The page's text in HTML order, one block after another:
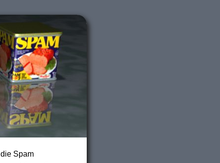
Spam